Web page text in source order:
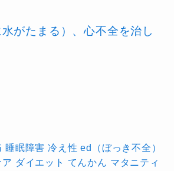
がたまる）、心不全を治し
睡眠障害 冷え性 ed（ぼっき不全）
ダイエット てんかん マタニティ